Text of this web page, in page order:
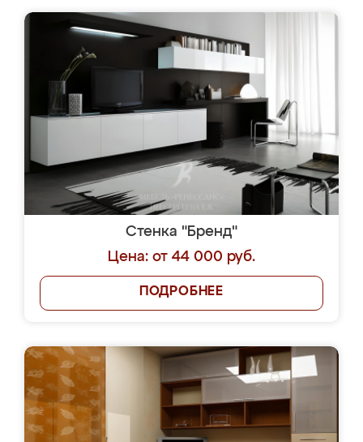
Стенка "Бренд"
Цена: от 44 000 руб.
ПОДРОБНЕЕ